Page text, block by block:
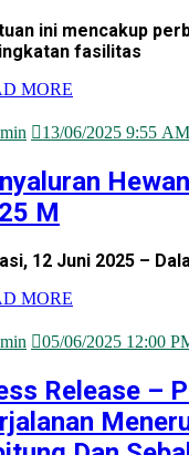
ini mencakup
fasilitas
MORE
13/06/2025 9:55 AM
M
12 Juni 2025 –
MORE
05/06/2025 12:00
Release –